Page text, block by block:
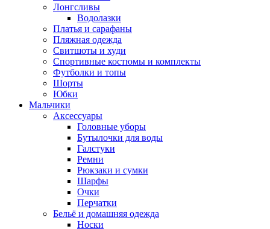
Лонгсливы
Водолазки
Платья и сарафаны
Пляжная одежда
Свитшоты и худи
Спортивные костюмы и комплекты
Футболки и топы
Шорты
Юбки
Мальчики
Аксессуары
Головные уборы
Бутылочки для воды
Галстуки
Ремни
Рюкзаки и сумки
Шарфы
Очки
Перчатки
Бельё и домашняя одежда
Носки